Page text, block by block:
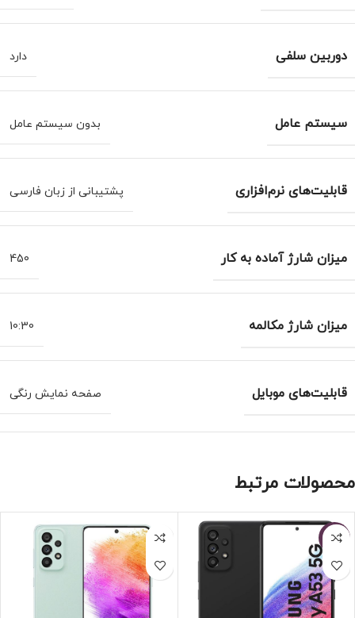
دوربین سلفی دارد
سیستم عامل بدون سیستم عامل
قابلیت‌های نرم‌افزاری پشتیبانی از زبان فارسی
میزان شارژ آماده به کار 450
میزان شارژ مکالمه 10:30
قابلیت‌های موبایل صفحه نمایش رنگی
محصولات مرتبط
-2%